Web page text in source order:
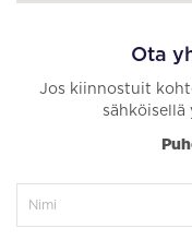
Ota
Jos kiinnostuit
sähköisellä